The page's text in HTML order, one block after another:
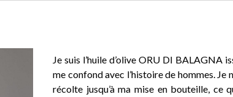
Je suis l’huile d’olive ORU DI BALAGNA
me confond avec l’histoire de hommes.
récolte jusqu’à ma mise en bouteille,